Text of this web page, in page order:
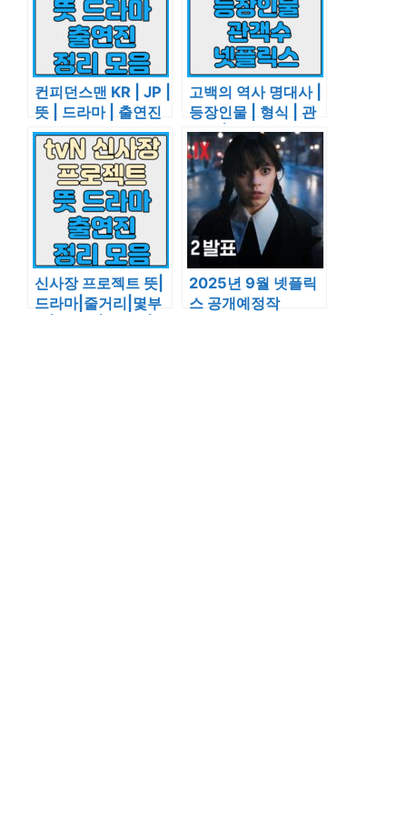
컨피던스맨 KR | JP |
뜻 | 드라마 | 출연진
총정리
고백의 역사 명대사 |
등장인물 | 형식 | 관
객수 | 넷플릭스 정보
신사장 프로젝트 뜻|
드라마|줄거리|몇부
2025년 9월 넷플릭
스 공개예정작